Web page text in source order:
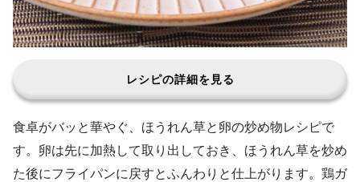
レシピの詳細を見る
食卓がバッと華やぐ、ほうれん草と卵の炒め物レシピで
す。卵は先に加熱して取り出しておき、ほうれん草を炒め
た後にフライパンに戻すとふんわりと仕上がります。鶏ガ